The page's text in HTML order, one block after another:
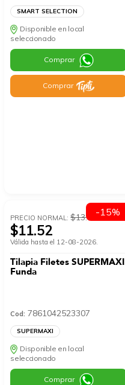
SMART SELECTION
Disponible en local
seleccionado
Comprar
Comprar
PRECIO NORMAL:$13.55
$11.52
Válida hasta el 12-08-2026.
Tilapia Filetes SUPERMAXI
Funda
Cod: 7861042523307
SUPERMAXI
Disponible en local
seleccionado
Comprar
-15%